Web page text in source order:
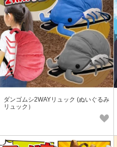
ダンゴムシ2WAYリュック (ぬいぐるみ
リュック）